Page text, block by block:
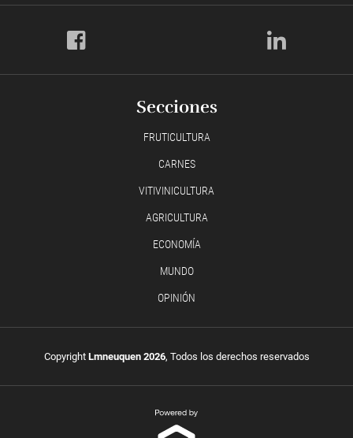
Secciones
FRUTICULTURA
CARNES
VITIVINICULTURA
AGRICULTURA
ECONOMÍA
MUNDO
OPINIÓN
Copyright Lmneuquen 2026, Todos los derechos reservados